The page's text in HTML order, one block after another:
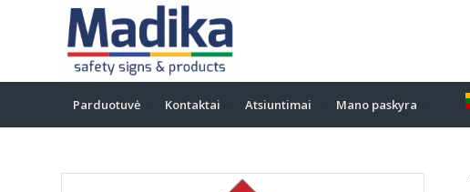
Parduotuvė Kontaktai Atsiuntimai Mano paskyra